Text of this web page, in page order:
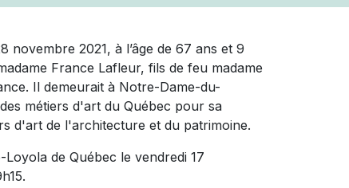
novembre 2021, à l’âge de 67 ans et 9
France Lafleur, fils de feu madame
Il demeurait à Notre-Dame-du-
métiers d'art du Québec pour sa
d'art de l'architecture et du patrimoine.
de Québec le vendredi 17